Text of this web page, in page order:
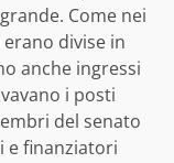
Come nei
divise in
anche ingressi
i posti
del senato
e finanziatori